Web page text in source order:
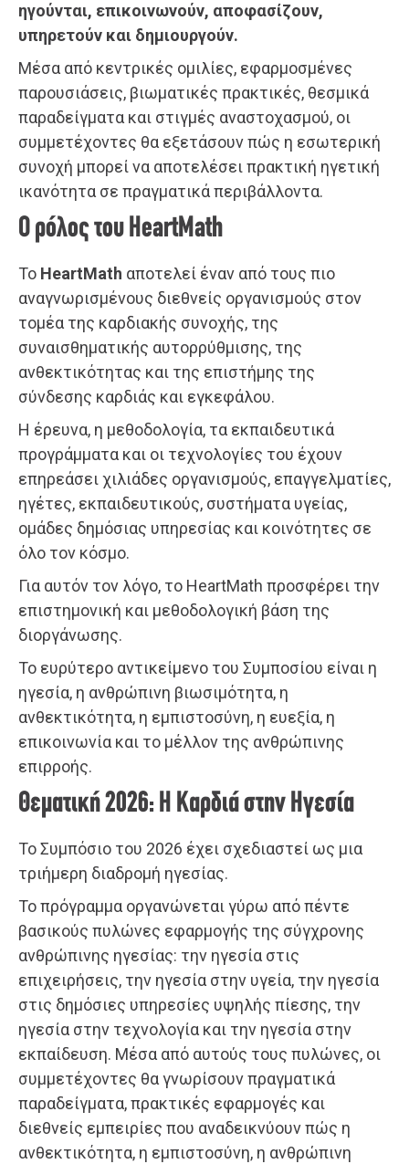
ηγούνται, επικοινωνούν, αποφασίζουν,
υπηρετούν και δημιουργούν.
Μέσα από κεντρικές ομιλίες, εφαρμοσμένες
παρουσιάσεις, βιωματικές πρακτικές, θεσμικά
παραδείγματα και στιγμές αναστοχασμού, οι
συμμετέχοντες θα εξετάσουν πώς η εσωτερική
συνοχή μπορεί να αποτελέσει πρακτική ηγετική
ικανότητα σε πραγματικά περιβάλλοντα.
Ο ρόλος του HeartMath
Το HeartMath αποτελεί έναν από τους πιο
αναγνωρισμένους διεθνείς οργανισμούς στον
τομέα της καρδιακής συνοχής, της
συναισθηματικής αυτορρύθμισης, της
ανθεκτικότητας και της επιστήμης της
σύνδεσης καρδιάς και εγκεφάλου.
Η έρευνα, η μεθοδολογία, τα εκπαιδευτικά
προγράμματα και οι τεχνολογίες του έχουν
επηρεάσει χιλιάδες οργανισμούς, επαγγελματίες,
ηγέτες, εκπαιδευτικούς, συστήματα υγείας,
ομάδες δημόσιας υπηρεσίας και κοινότητες σε
όλο τον κόσμο.
Για αυτόν τον λόγο, το HeartMath προσφέρει την
επιστημονική και μεθοδολογική βάση της
διοργάνωσης.
Το ευρύτερο αντικείμενο του Συμποσίου είναι η
ηγεσία, η ανθρώπινη βιωσιμότητα, η
ανθεκτικότητα, η εμπιστοσύνη, η ευεξία, η
επικοινωνία και το μέλλον της ανθρώπινης
επιρροής.
Θεματική 2026: Η Καρδιά στην Ηγεσία
Το Συμπόσιο του 2026 έχει σχεδιαστεί ως μια
τριήμερη διαδρομή ηγεσίας.
Το πρόγραμμα οργανώνεται γύρω από πέντε
βασικούς πυλώνες εφαρμογής της σύγχρονης
ανθρώπινης ηγεσίας: την ηγεσία στις
επιχειρήσεις, την ηγεσία στην υγεία, την ηγεσία
στις δημόσιες υπηρεσίες υψηλής πίεσης, την
ηγεσία στην τεχνολογία και την ηγεσία στην
εκπαίδευση. Μέσα από αυτούς τους πυλώνες, οι
συμμετέχοντες θα γνωρίσουν πραγματικά
παραδείγματα, πρακτικές εφαρμογές και
διεθνείς εμπειρίες που αναδεικνύουν πώς η
ανθεκτικότητα, η εμπιστοσύνη, η ανθρώπινη